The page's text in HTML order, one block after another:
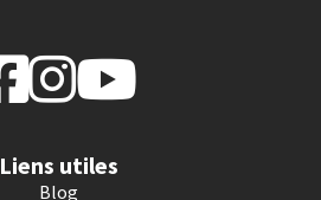
Liens utiles
Blog